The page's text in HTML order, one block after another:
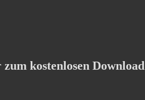
kostenlosen Download